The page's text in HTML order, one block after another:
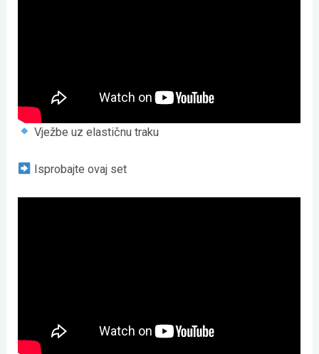
Vježbe uz elastičnu traku
Isprobajte ovaj set